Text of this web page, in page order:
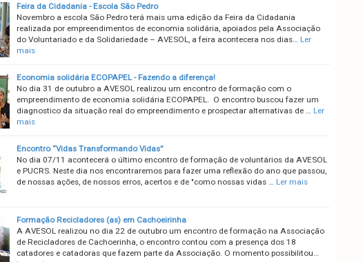
Feira da Cidadania - Escola São Pedro
Novembro a escola São Pedro terá mais uma edição da Feira da Cidadania
realizada por empreendimentos de economia solidária, apoiados pela Associação
do Voluntariado e da Solidariedade – AVESOL, a feira acontecera nos dias…
Ler
mais
Economia solidária ECOPAPEL - Fazendo a diferença!
No dia 31 de outubro a AVESOL realizou um encontro de formação com o
empreendimento de economia solidária ECOPAPEL. O encontro buscou fazer um
diagnostico da situação real do empreendimento e prospectar alternativas de …
Ler
mais
Encontro “Vidas Transformando Vidas”
No dia 07/11 acontecerá o último encontro de formação de voluntários da AVESOL
e PUCRS. Neste dia nos encontraremos para fazer uma reflexão do ano que passou,
de nossas ações, de nossos erros, acertos e de "como nossas vidas …
Ler mais
Formação Recicladores (as) em Cachoeirinha
A AVESOL realizou no dia 22 de outubro um encontro de formação na Associação
de Recicladores de Cachoerinha, o encontro contou com a presença dos 18
catadores e catadoras que fazem parte da Associação. O momento possibilitou…